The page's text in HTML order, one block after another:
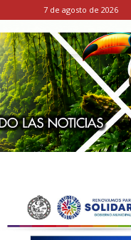
7 de agosto de 2026